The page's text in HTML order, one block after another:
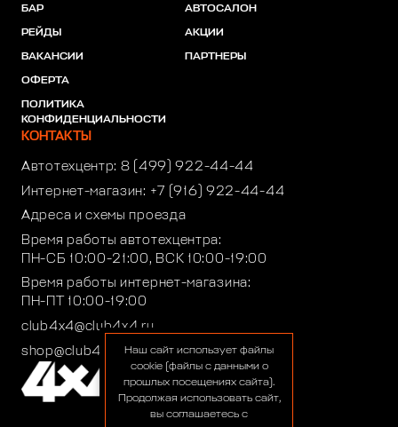
БАР
РЕЙДЫ
ВАКАНСИИ
ОФЕРТА
ПОЛИТИКА
КОНФИДЕНЦИАЛЬНОСТИ
АВТОСАЛОН
АКЦИИ
ПАРТНЕРЫ
КОНТАКТЫ
Автотехцентр: 8 (499) 922-44-44
Интернет-магазин: +7 (916) 922-44-44
Адреса и схемы проезда
Время работы автотехцентра:
ПН-СБ 10:00-21:00, ВСК 10:00-19:00
Время работы интернет-магазина:
ПН-ПТ 10:00-19:00
club4x4@club4x4.ru
shop@club4x4.ruНаш сайт использует файлы
cookie (файлы с данными о
прошлых посещениях сайта).
Продолжая использовать сайт,
вы соглашаетесь с